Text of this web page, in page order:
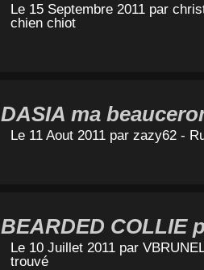
Le 15 Septembre 2011 par
chien chiot
DASIA ma
Le 11 Aout 2011 par zazy62 -
BEARDED COLLIE
Le 10 Juillet 2011 par VBRUNEL
trouvé